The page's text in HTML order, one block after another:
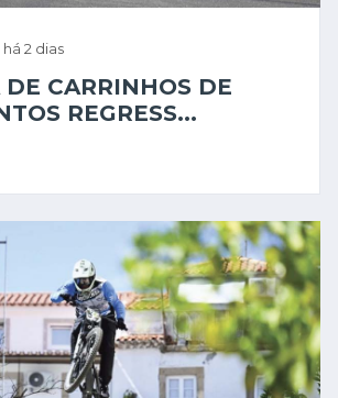
há 2 dias
DE CARRINHOS DE
REGRESS...